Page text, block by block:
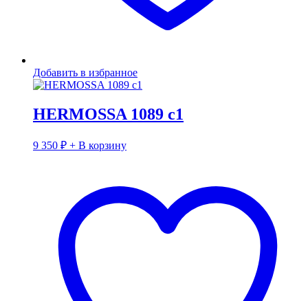
Добавить в избранное
HERMOSSA 1089 с1
9 350 ₽ + В корзину